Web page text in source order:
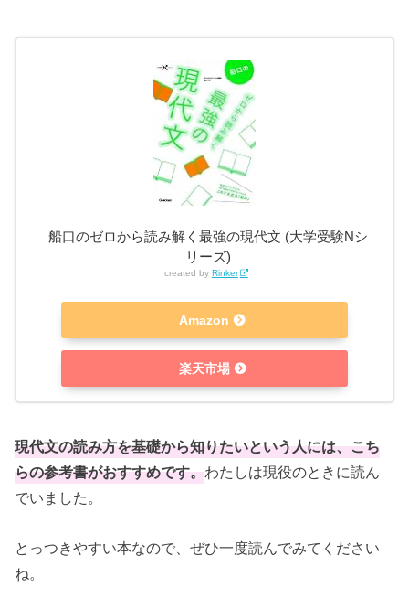
船口のゼロから読み解く最強の現代文 (大学受験Nシ
リーズ)
created by Rinker
Amazon
楽天市場
現代文の読み方を基礎から知りたいという人には、こち
らの参考書がおすすめです。わたしは現役のときに読ん
でいました。
とっつきやすい本なので、ぜひ一度読んでみてください
ね。